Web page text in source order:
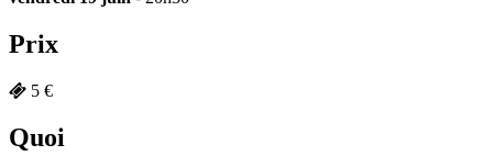
Prix
5 €
Quoi